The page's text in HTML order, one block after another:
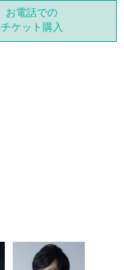
お電話での
チケット 購入